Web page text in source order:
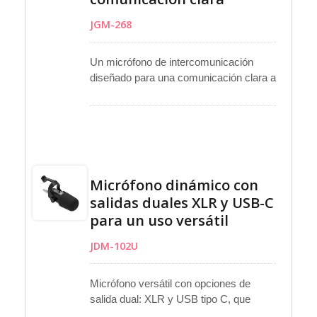
JGM-268
Un micrófono de intercomunicación
diseñado para una comunicación clara a
taquillas, mostradores de bancos,
conveniente control de volumen en la
base proporciona una fácil operación. El
altavoz externo de alta potencia ofrece
un sonido confiable, alimentado por DC
9V. La instalación es simple con un
cable de 3 metros, ofreciendo
flexibilidad en la configuración. Hecho
en Taiwán.
Micrófono dinámico con
salidas duales XLR y USB-C
para un uso versátil
JDM-102U
Micrófono versátil con opciones de
salida dual: XLR y USB tipo C, que